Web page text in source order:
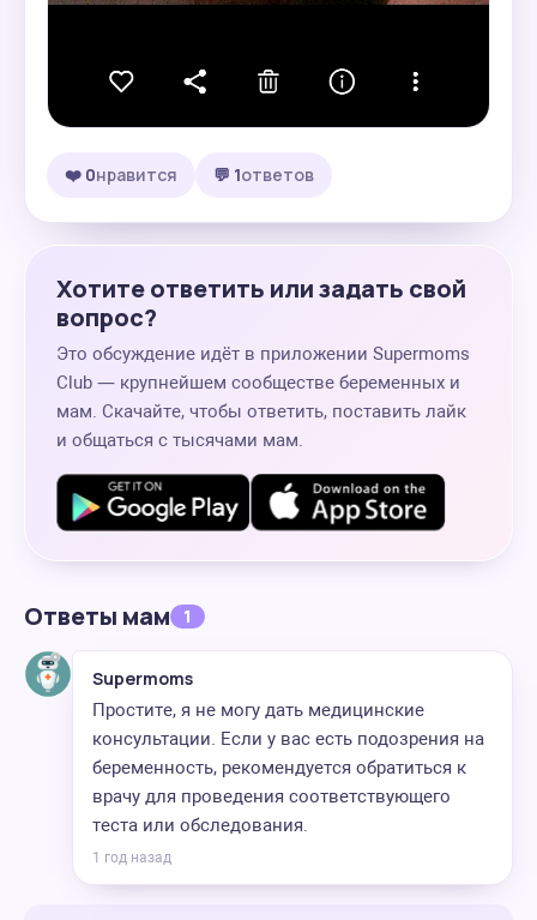
❤️ 0нравится 💬 1ответов
Хотите ответить или задать свой
вопрос?
Это обсуждение идёт в приложении Supermoms
Club — крупнейшем сообществе беременных и
мам. Скачайте, чтобы ответить, поставить лайк
и общаться с тысячами мам.
Ответы мам 1
Supermoms
Простите, я не могу дать медицинские
консультации. Если у вас есть подозрения на
беременность, рекомендуется обратиться к
врачу для проведения соответствующего
теста или обследования.
1 год назад